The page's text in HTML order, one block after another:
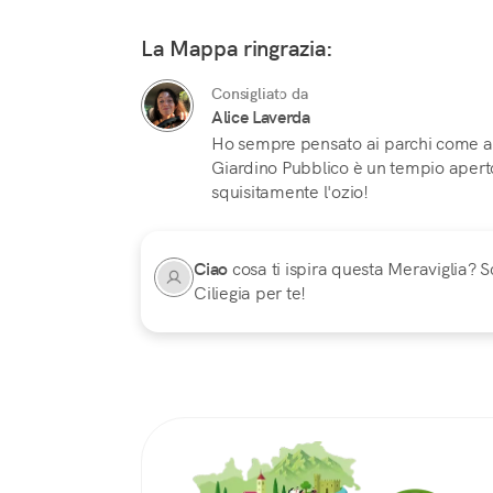
La Mappa ringrazia:
Consigliato da
Alice Laverda
Ho sempre pensato ai parchi come
Giardino Pubblico è un tempio
squisitamente l'ozio!
Ciaocosa ti ispira questa Meraviglia?
Ciliegia per te!